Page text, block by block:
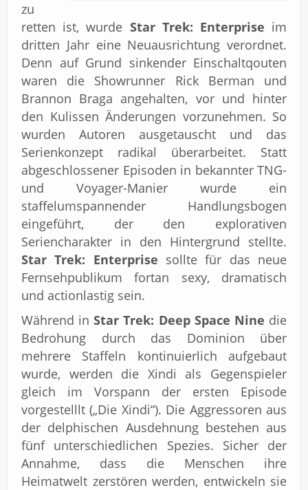
zu
retten ist, wurde Star Trek: Enterprise im
dritten Jahr eine Neuausrichtung verordnet.
Denn auf Grund sinkender Einschaltqouten
waren die Showrunner Rick Berman und
Brannon Braga angehalten, vor und hinter
den Kulissen Änderungen vorzunehmen. So
wurden Autoren ausgetauscht und das
Serienkonzept radikal überarbeitet. Statt
abgeschlossener Episoden in bekannter TNG-
und Voyager-Manier wurde ein
staffelumspannender Handlungsbogen
eingeführt, der den explorativen
Seriencharakter in den Hintergrund stellte.
Star Trek: Enterprise sollte für das neue
Fernsehpublikum fortan sexy, dramatisch
und actionlastig sein.
Während inStar Trek: Deep Space Nine die
Bedrohung durch das Dominion über
mehrere Staffeln kontinuierlich aufgebaut
wurde, werden die Xindi als Gegenspieler
gleich im Vorspann der ersten Episode
vorgestelllt („Die Xindi“). Die Aggressoren aus
der delphischen Ausdehnung bestehen aus
fünf unterschiedlichen Spezies. Sicher der
Annahme, dass die Menschen ihre
Heimatwelt zerstören werden, entwickeln sie